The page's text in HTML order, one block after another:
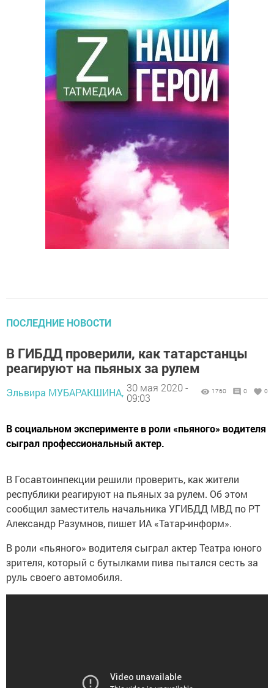
ПОСЛЕДНИЕ НОВОСТИ
В ГИБДД проверили, как татарстанцы
реагируют на пьяных за рулем
Эльвира МУБАРАКШИНА, 30 мая 2020 -
09:03
1760 0 0
В социальном эксперименте в роли «пьяного» водителя
сыграл профессиональный актер.
В Госавтоинпекции решили проверить, как жители
республики реагируют на пьяных за рулем. Об этом
сообщил заместитель начальника УГИБДД МВД по РТ
Александр Разумнов, пишет ИА «Татар-информ».
В роли «пьяного» водителя сыграл актер Театра юного
зрителя, который с бутылками пива пытался сесть за
руль своего автомобиля.